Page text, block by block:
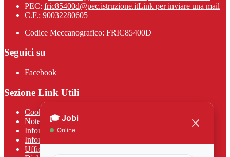
PEC: fric85400d@pec.istruzione.itLink per inviare una mail
C.F.: 90032280605
Codice Meccanografico: FRIC85400D
Seguici su
Facebook
Sezione Link Utili
Cookie policy
Note legali
Informativa Privacy
Informativa Privacy chatbot Jobi
Ufficio Relazioni con il Pubblico